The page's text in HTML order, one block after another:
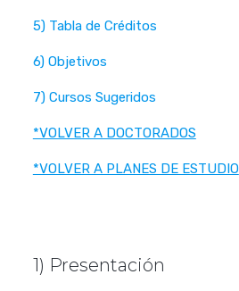
5) Tabla de Créditos
6) Objetivos
7) Cursos Sugeridos
*VOLVER A DOCTORADOS
*VOLVER A PLANES DE ESTUDIO
1) Presentación